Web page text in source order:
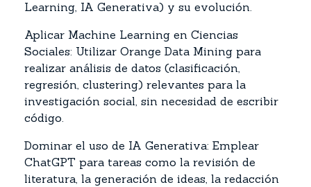
Learning, IA Generativa) y su evolución.
Aplicar Machine Learning en Ciencias
Sociales: Utilizar Orange Data Mining para
realizar análisis de datos (clasificación,
regresión, clustering) relevantes para la
investigación social, sin necesidad de escribir
código.
Dominar el uso de IA Generativa: Emplear
ChatGPT para tareas como la revisión de
literatura, la generación de ideas, la redacción